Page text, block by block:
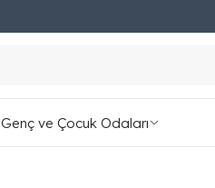
Genç ve Çocuk Odaları